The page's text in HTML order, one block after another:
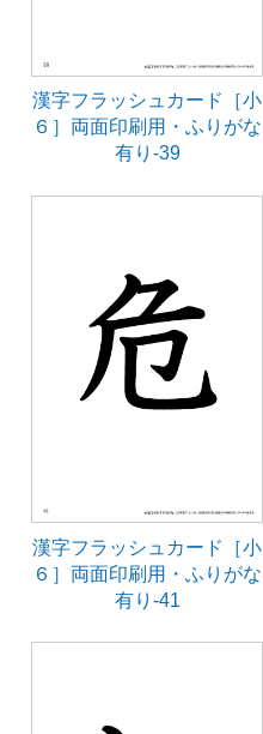
漢字フラッシュカード［小
６］両面印刷用・ふりがな
有り-39
漢字フラッシュカード［小
６］両面印刷用・ふりがな
有り-41